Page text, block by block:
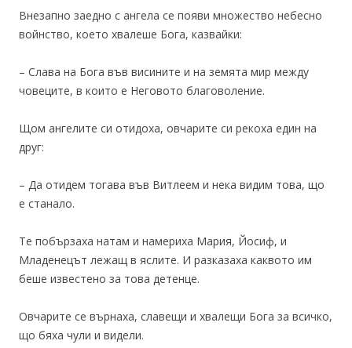
Внезапно заедно с ангела се появи множество небесно
войнство, което хвалеше Бога, казвайки:
– Слава на Бога във висините и на земята мир между
човеците, в които е Неговото благоволение.
Щом ангелите си отидоха, овчарите си рекоха един на
друг:
– Да отидем тогава във Витлеем и нека видим това, що
е станало.
Те побързаха натам и намериха Мария, Йосиф, и
Младенецът лежащ в яслите. И разказаха каквото им
беше известено за това детенце.
Овчарите се върнаха, славещи и хвалещи Бога за всичко,
що бяха чули и видели.